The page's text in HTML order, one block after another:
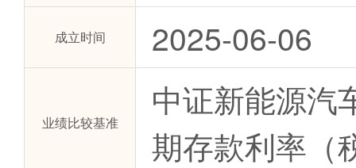
成立时间 2025-06-06
业绩比较基准
中证新能源汽
期存款利率（